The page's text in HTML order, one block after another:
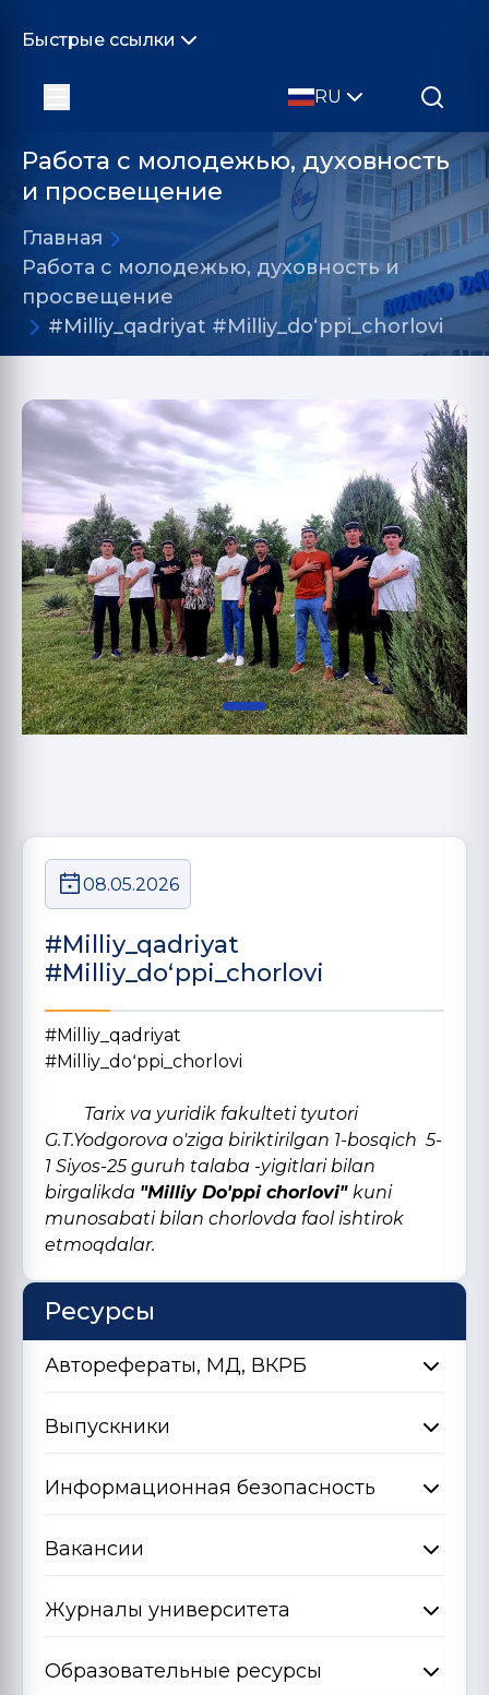
Быстрые ссылки
RU
Работа с молодежью, духовность
и просвещение
Главная
Работа с молодежью, духовность и
просвещение
#Milliy_qadriyat #Milliy_doʻppi_chorlovi
08.05.2026
#Milliy_qadriyat
#Milliy_doʻppi_chorlovi
#Milliy_qadriyat
#Milliy_doʻppi_chorlovi
Tarix va yuridik fakulteti tyutori
G.T.Yodgorova o'ziga biriktirilgan 1-bosqich 5-
1 Siyos-25 guruh talaba -yigitlari bilan
birgalikda "Milliy Do'ppi chorlovi" kuni
munosabati bilan chorlovda faol ishtirok
etmoqdalar.
Ресурсы
Авторефераты, МД, ВКРБ
Выпускники
Информационная безопасность
Вакансии
Журналы университета
Образовательные ресурсы